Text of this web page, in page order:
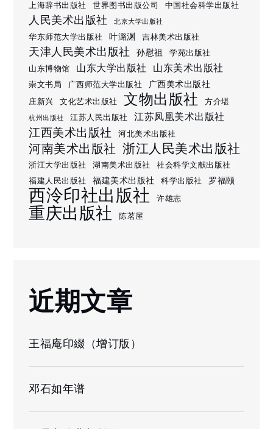
上海辞书出版社 世界图书出版公司 中国社会科学出版社
人民美术出版社 北京大学出版社
华东师范大学出版社 叶潞渊 吉林美术出版社
天津人民美术出版社 孙慰祖
学苑出版社
山东博物馆
山东大学出版社 山东美术出版社
崇文书局 广西师范大学出版社 广西美术出版社
庄新兴 文化艺术出版社 文物出版社 方介堪
杭州出版社 江苏人民出版社 江苏凤凰美术出版社
江西美术出版社 河北美术出版社
河南美术出版社 浙江人民美术出版社
浙江大学出版社 湖南美术出版社
社会科学文献出版社
福建人民出版社
福建美术出版社 科学出版社 罗福颐
西泠印社出版社 许雄志
重庆出版社 陈茗屋
近期文章
王福庵印綴（增订版）
邓石如年谱